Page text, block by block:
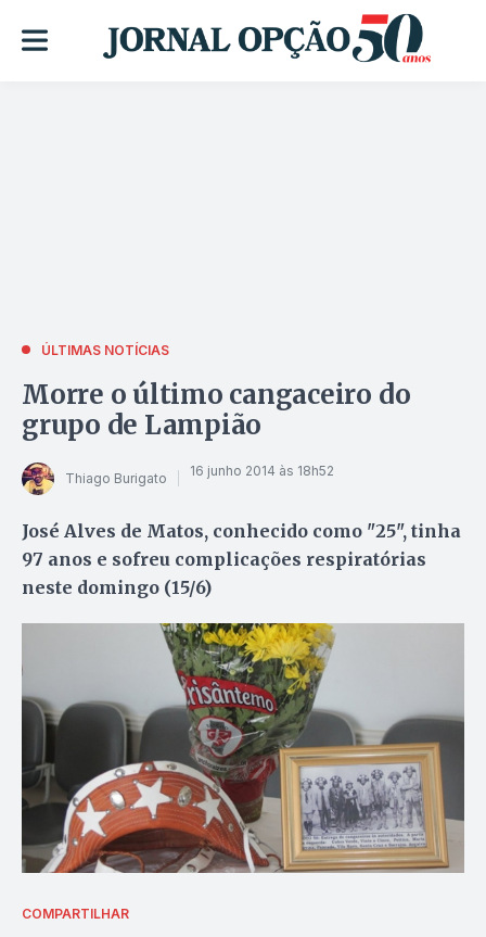
ÚLTIMAS NOTÍCIAS
Morre o último cangaceiro do
grupo de Lampião
Thiago Burigato 16 junho 2014 às 18h52
José Alves de Matos, conhecido como "25", tinha
97 anos e sofreu complicações respiratórias
neste domingo (15/6)
COMPARTILHAR